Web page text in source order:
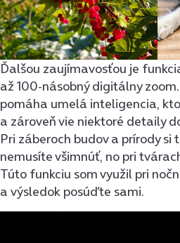
Ďalšou zaujímavosťou je
až 100-násobný digitálny
pomáha umelá inteligencia,
a zároveň vie niektoré detaily
Pri záberoch budov a prírody si
nemusíte všimnúť, no pri
Túto funkciu som využil pri
a výsledok posúďte sami.